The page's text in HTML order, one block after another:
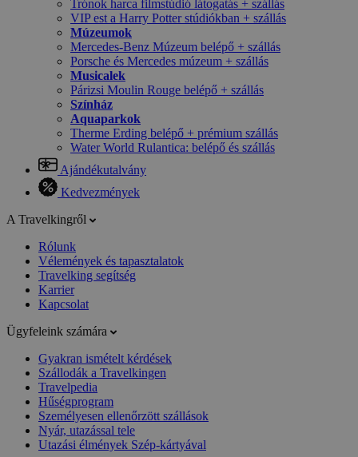
Trónok harca filmstúdió látogatás + szállás
VIP est a Harry Potter stúdiókban + szállás
Múzeumok
Mercedes-Benz Múzeum belépő + szállás
Porsche és Mercedes múzeum + szállás
Musicalek
Párizsi Moulin Rouge belépő + szállás
Színház
Aquaparkok
Therme Erding belépő + prémium szállás
Water World Rulantica: belépő és szállás
Ajándékutalvány
Kedvezmények
A Travelkingről
Rólunk
Vélemények és tapasztalatok
Travelking segítség
Karrier
Kapcsolat
Ügyfeleink számára
Gyakran ismételt kérdések
Szállodák a Travelkingen
Travelpedia
Hűségprogram
Személyesen ellenőrzött szállások
Nyár, utazással tele
Utazási élmények Szép-kártyával